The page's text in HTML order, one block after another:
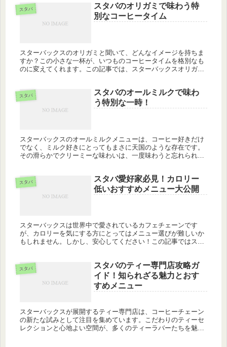
スタバ
スタバのオリガミで味わう特
別なコーヒータイム
スターバックスのオリガミと聞いて、どんなイメージを持ちま
すか？この小さな一杯が、いつものコーヒータイムを格別なも
のに変えてくれます。この記事では、スターバックスオリガミ
スタバ
スタバのオールミルクで味わ
う特別な一時！
スターバックスのオールミルクメニューは、コーヒー好きだけ
でなく、ミルク好きにとってもまさに天国のような存在です。
その滑らかでクリーミーな味わいは、一度味わうと忘れられな
スタバ
スタバ愛好家必見！カロリー
低いおすすめメニュー大公開
スターバックスは世界中で愛されているカフェチェーンです
が、カロリーを気にする方にとってはメニュー選びが難しいか
もしれません。しかし、安心してください！この記事ではスタ
スタバ
スタバのティー専門店攻略ガ
イド！知られざる魅力とおす
すめメニュー
スターバックスが展開するティー専門店は、コーヒーチェーン
の新たな試みとして注目を集めています。こだわりのティーセ
レクションと心地よい空間が、多くのティーラバーたちを魅了